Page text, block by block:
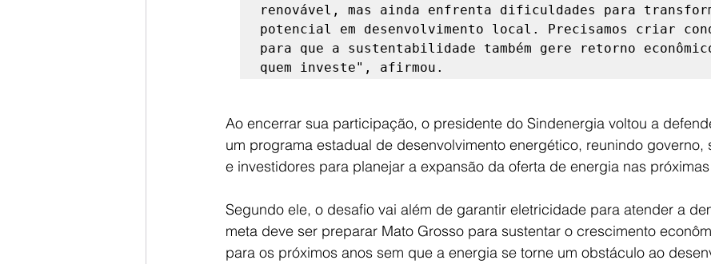
renovável, mas ainda enfrenta dificuldades para
potencial em desenvolvimento local. Precisamos criar
para que a sustentabilidade também gere retorno
quem investe", afirmou.
Ao encerrar sua participação, o presidente do Sindenergia voltou a
um programa estadual de desenvolvimento energético, reunindo governo,
e investidores para planejar a expansão da oferta de energia nas
Segundo ele, o desafio vai além de garantir eletricidade para atender a
meta deve ser preparar Mato Grosso para sustentar o crescimento
para os próximos anos sem que a energia se torne um obstáculo ao